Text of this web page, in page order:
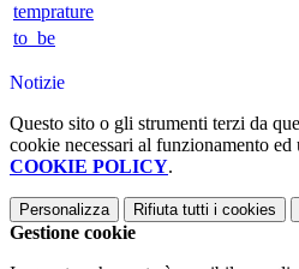
temprature
to_be
Notizie
Questo sito o gli strumenti terzi da
cookie necessari al funzionamento
COOKIE POLICY.
Personalizza Rifiuta tutti i cookies
Gestione cookie